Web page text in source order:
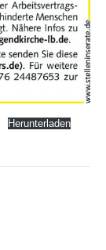
Herunterladen